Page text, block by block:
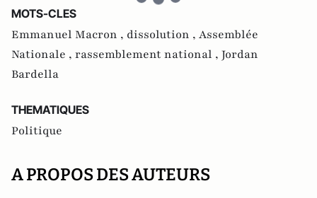
MOTS-CLES
Emmanuel Macron , dissolution , Assemblée
Nationale , rassemblement national , Jordan
Bardella
THEMATIQUES
Politique
A PROPOS DES AUTEURS